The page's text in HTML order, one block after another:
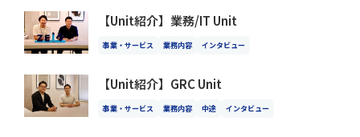
【Unit紹介】業務/IT Unit
事業・サービス 業務内容 インタビュー
【Unit紹介】GRC Unit
事業・サービス 業務内容 中途 インタビュー